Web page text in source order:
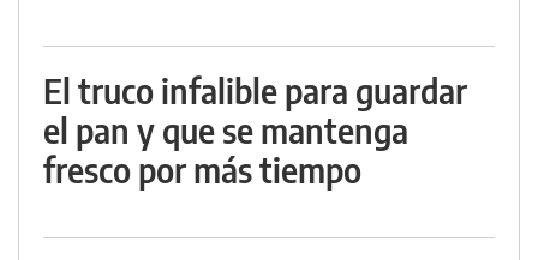
El truco infalible para guardar
el pan y que se mantenga
fresco por más tiempo